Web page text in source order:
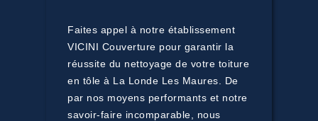
Faites appel à notre établissement
VICINI Couverture pour garantir la
réussite du nettoyage de votre toiture
en tôle à La Londe Les Maures. De
par nos moyens performants et notre
savoir-faire incomparable, nous